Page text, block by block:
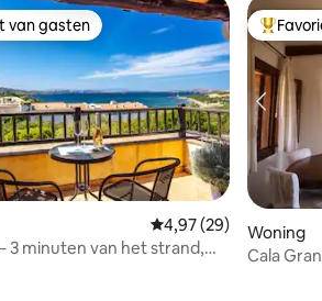
van gasten
van gasten
Gemiddelde
4,97 (29)
3 minuten van het strand,
Woning
Cala